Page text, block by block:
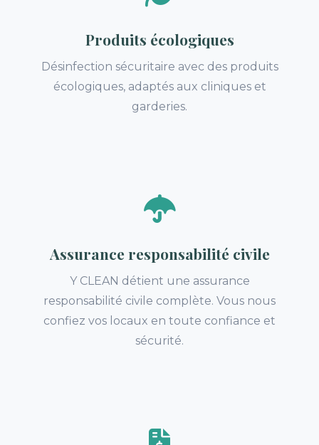
Produits écologiques
Désinfection sécuritaire avec des produits
écologiques, adaptés aux cliniques et
garderies.
Assurance responsabilité civile
Y CLEAN détient une assurance
responsabilité civile complète. Vous nous
confiez vos locaux en toute confiance et
sécurité.